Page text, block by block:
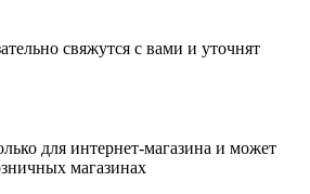
свяжутся с вами и уточнят
для интернет-магазина и может
магазинах